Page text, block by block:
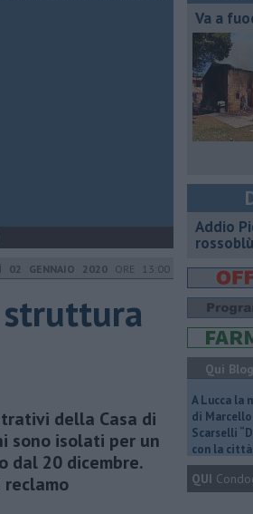
02 GENNAIO 2020 ORE 13:00
struttura
della Casa di
sono isolati per un
dal 20 dicembre.
Va a
Addio
rossoblù
Qui Blog
A Lucca la
di Marcello
Scarselli
con la
QUI